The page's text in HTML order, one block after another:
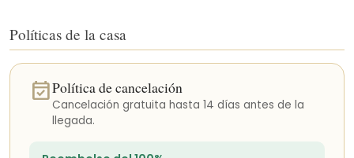
tomar en cuenta que la calle donde se encuentra la casa no
tiene salida directa a la playa. Para acceder a Playa Chiquita, los
accesos públicos cercanos.
La zona es perfecta para disfrutar del estilo de vida caribeño,
explorar las playas, observar animales como perezosos y
Políticas de la casa
event_availablePolítica de cancelación
Cancelación gratuita hasta 14 días antes de la
llegada.